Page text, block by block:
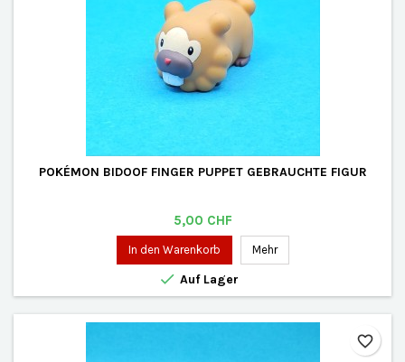
POKÉMON BIDOOF FINGER PUPPET GEBRAUCHTE FIGUR
Preis
5,00 CHF
In den Warenkorb Mehr
 Auf Lager
favorite_border